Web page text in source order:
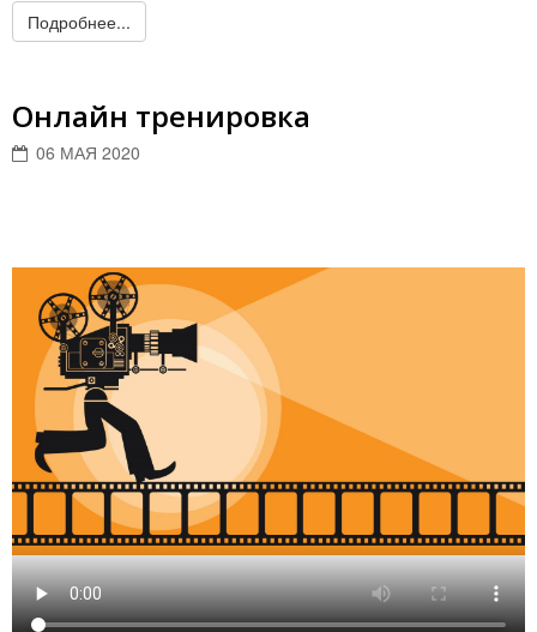
Подробнее...
Онлайн тренировка
06 МАЯ 2020